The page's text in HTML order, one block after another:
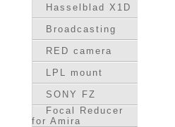
Hasselblad X1D
Broadcasting
RED camera
LPL mount
SONY FZ
Focal Reducer
for Amira